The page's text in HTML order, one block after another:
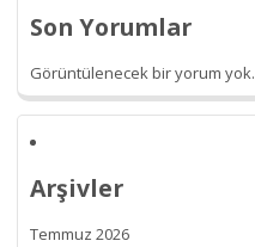
Son Yorumlar
Görüntülenecek bir yorum yok.
Arşivler
Temmuz 2026